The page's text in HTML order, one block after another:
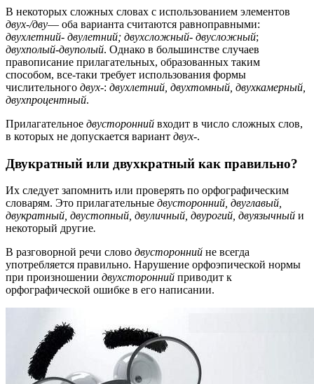
В некоторых сложных словах с использованием элементов
двух-/дву— оба варианта считаются равноправными:
двухлетний- двулетний; двухсложный- двусложный;
двухполый-двуполый. Однако в большинстве случаев
правописание прилагательных, образованных таким
способом, все-таки требует использования формы
числительного двух-: двухлетний, двухтомный, двухкамерный,
двухпроцентный.
Прилагательное двусторонний входит в число сложных слов,
в которых не допускается вариант двух-.
Двукратный или двухкратный как правильно?
Их следует запомнить или проверять по орфографическим
словарям. Это прилагательные двусторонний, двуглавый,
двукратный, двустопный, двуличный, двурогий, двуязычный и
некоторый другие.
В разговорной речи слово двусторонний не всегда
употребляется правильно. Нарушение орфоэпической нормы
при произношении двухсторонний приводит к
орфографической ошибке в его написании.